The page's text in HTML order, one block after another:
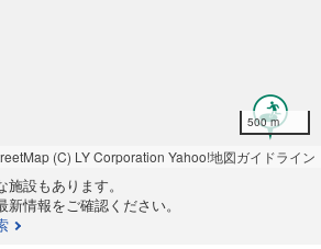
500 m
(C) LY Corporation Yahoo!地図ガイドライン
設もあります。
情報をご確認ください。